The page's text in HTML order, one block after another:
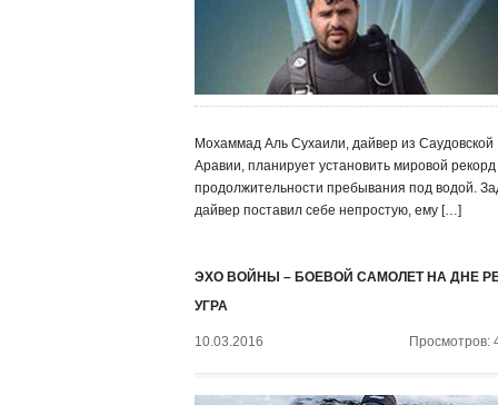
Мохаммад Аль Сухаили, дайвер из Саудовской
Аравии, планирует установить мировой
продолжительности пребывания под водой.
дайвер поставил себе непростую, ему […]
ЭХО ВОЙНЫ – БОЕВОЙ САМОЛЕТ НА ДНЕ
УГРА
10.03.2016 Просмотров: